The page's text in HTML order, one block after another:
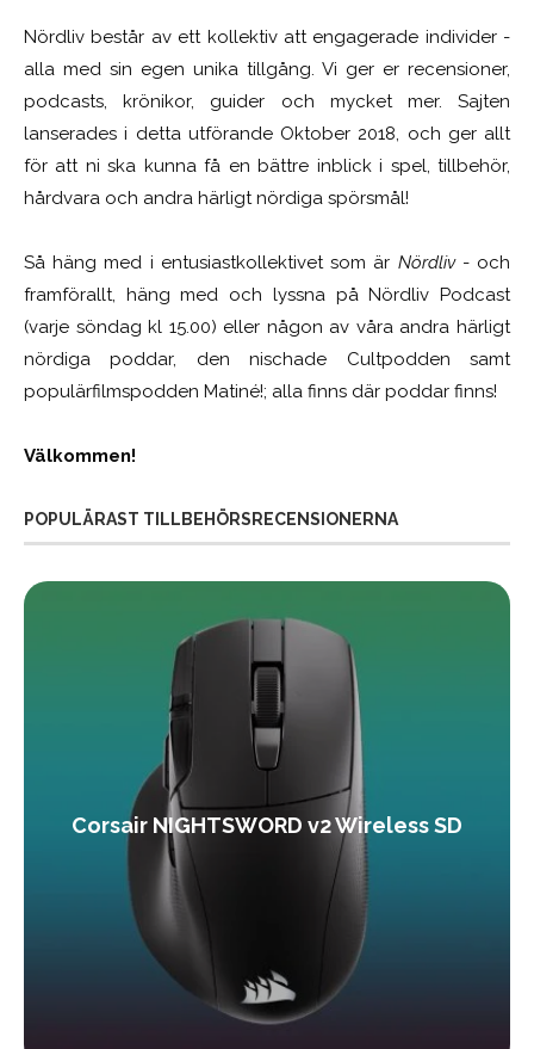
Nördliv består av ett kollektiv att engagerade individer -
alla med sin egen unika tillgång. Vi ger er recensioner,
podcasts, krönikor, guider och mycket mer. Sajten
lanserades i detta utförande Oktober 2018, och ger allt
för att ni ska kunna få en bättre inblick i spel, tillbehör,
hårdvara och andra härligt nördiga spörsmål!
Så häng med i entusiastkollektivet som är Nördliv- och
framförallt, häng med och lyssna på Nördliv Podcast
(varje söndag kl 15.00) eller någon av våra andra härligt
nördiga poddar, den nischade Cultpodden samt
populärfilmspodden Matiné!; alla finns där poddar finns!
Välkommen!
POPULÄRAST TILLBEHÖRSRECENSIONERNA
Corsair NIGHTSWORD v2 Wireless SD